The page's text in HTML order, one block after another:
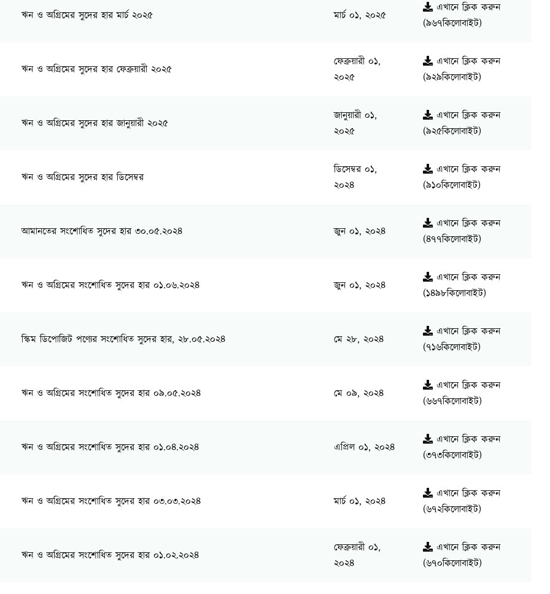
ঋন ও অগ্রিমের সুদের হার মার্চ ২০২৫ মার্চ ০১, ২০২৫
এখানে ক্লিক করুন
(৯৬৭কিলোবাইট)
ঋন ও অগ্রিমের সুদের হার ফেব্রুয়ারী ২০২৫
ফেব্রুয়ারী ০১,
২০২৫
এখানে ক্লিক করুন
(৯২৯কিলোবাইট)
ঋন ও অগ্রিমের সুদের হার জানুয়ারী ২০২৫
জানুয়ারী ০১,
২০২৫
এখানে ক্লিক করুন
(৯২৫কিলোবাইট)
ঋন ও অগ্রিমের সুদের হার ডিসেম্বর
ডিসেম্বর ০১,
২০২৪
এখানে ক্লিক করুন
(৯১০কিলোবাইট)
আমানতের সংশোধিত সুদের হার ৩০.০৫.২০২৪ জুন ০১, ২০২৪
এখানে ক্লিক করুন
(৪৭৭কিলোবাইট)
ঋন ও অগ্রিমের সংশোধিত সুদের হার ০১.০৬.২০২৪ জুন ০১, ২০২৪
এখানে ক্লিক করুন
(১৪৯৮কিলোবাইট)
স্কিম ডিপোজিট পণ্যের সংশোধিত সুদের হার, ২৮.০৫.২০২৪ মে ২৮, ২০২৪
এখানে ক্লিক করুন
(৭১৬কিলোবাইট)
ঋন ও অগ্রিমের সংশোধিত সুদের হার ০৯.০৫.২০২৪ মে ০৯, ২০২৪
এখানে ক্লিক করুন
(৬৬৭কিলোবাইট)
ঋন ও অগ্রিমের সংশোধিত সুদের হার ০১.০৪.২০২৪ এপ্রিল ০১, ২০২৪
এখানে ক্লিক করুন
(৩৭৩কিলোবাইট)
ঋন ও অগ্রিমের সংশোধিত সুদের হার ০৩.০৩.২০২৪ মার্চ ০১, ২০২৪
এখানে ক্লিক করুন
(৬৭২কিলোবাইট)
ঋন ও অগ্রিমের সংশোধিত সুদের হার ০১.০২.২০২৪
ফেব্রুয়ারী ০১,
২০২৪
এখানে ক্লিক করুন
(৬৭০কিলোবাইট)